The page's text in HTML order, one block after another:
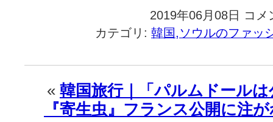
2019年06月08日
韓
旅
｜
ジ
ョ
ン
コメ
カテゴリ: 韓国,ソウルのファッ
« 韓国旅行｜「パルムドール
『寄生虫』フランス公開に注